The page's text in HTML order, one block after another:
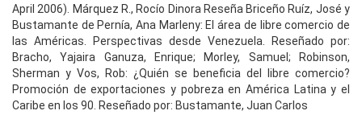
April 2006). Márquez R., Rocío Dinora Reseña Briceño Ruíz, José y
Bustamante de Pernía, Ana Marleny: El área de libre comercio de
las Américas. Perspectivas desde Venezuela. Reseñado por:
Bracho, Yajaira Ganuza, Enrique; Morley, Samuel; Robinson,
Sherman y Vos, Rob: ¿Quién se beneficia del libre comercio?
Promoción de exportaciones y pobreza en América Latina y el
Caribe en los 90. Reseñado por: Bustamante, Juan Carlos